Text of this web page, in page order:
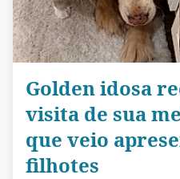
Golden idosa
visita de sua
que veio
filhotes